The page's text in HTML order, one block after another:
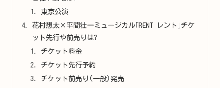
東京公演
花村想太×平間壮一ミュージカル｢RENT レント｣チケ
ット先行や前売りは?
チケット料金
チケット先行予約
チケット前売り(一般)発売